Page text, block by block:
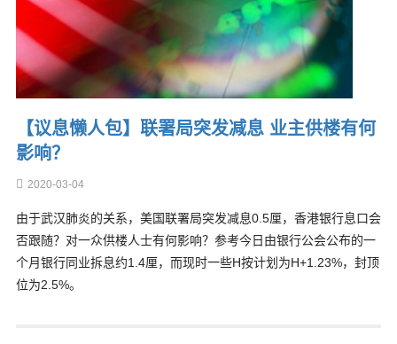
【议息懒人包】联署局突发减息 业主供楼有何
影响？
2020-03-04
由于武汉肺炎的关系，美国联署局突发减息0.5厘，香港银行息口会
否跟随？对一众供楼人士有何影响？参考今日由银行公会公布的一
个月银行同业拆息约1.4厘，而现时一些H按计划为H+1.23%，封顶
位为2.5%。